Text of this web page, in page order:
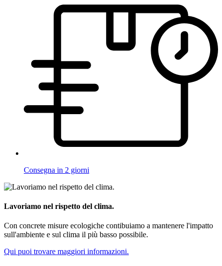
Consegna in 2 giorni
Lavoriamo nel rispetto del clima.
Con concrete misure ecologiche contibuiamo a mantenere l'impatto
sull'ambiente e sul clima il più basso possibile.
Qui puoi trovare maggiori informazioni.